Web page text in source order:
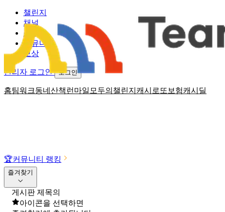
홈팀워크동네산책 런마일 모두의챌린지 캐시로또 보험캐시딜
챌린지
채널
소식
커뮤니티
보상
관리자 로그인 로그인
🏆커뮤니티 랭킹
즐겨찾기
게시판 제목의
아이콘을 선택하면